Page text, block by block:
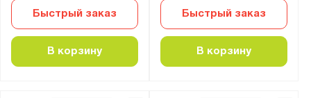
Быстрый заказ
В корзину
Быстрый заказ
В корзину